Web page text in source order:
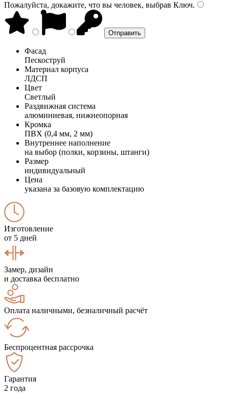
Пожалуйста, докажите, что вы человек, выбрав Ключ.
Фасад
Пескоструй
Материал корпуса
ЛДСП
Цвет
Светлый
Раздвижная система
алюминиевая, нижнеопорная
Кромка
ПВХ (0,4 мм, 2 мм)
Внутреннее наполнение
на выбор (полки, корзины, штанги)
Размер
индивидуальный
Цена
указана за базовую комплектацию
Изготовление
от 5 дней
Замер, дизайн
и доставка бесплатно
Оплата наличными, безналичный расчёт
Беспроцентная рассрочка
Гарантия
2 года